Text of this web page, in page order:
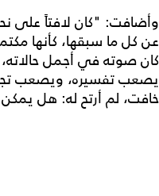
وأضافت: "كان لافتاً على
عن كل ما سبقها، كأنها
كان صوته في أجمل
يصعب تفسيره، ويصعب
خافت، لم أرتح له: هل يمكن